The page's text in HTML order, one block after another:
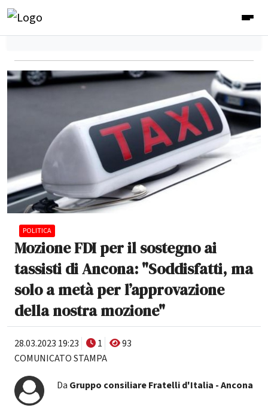
POLITICA
Mozione FDI per il sostegno ai
tassisti di Ancona: "Soddisfatti, ma
solo a metà per l’approvazione
della nostra mozione"
28.03.2023 19:23 1
93
COMUNICATO STAMPA
Da Gruppo consiliare Fratelli d'Italia - Ancona